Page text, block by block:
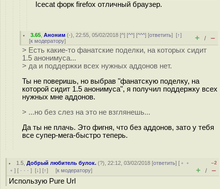
Icecat форк firefox отличный браузер.
3.65 ,Аноним (-), 22:55, 05/02/2018 [^] [^^] [^^^] [ответить][↑]
[к модератору] + / –
> Есть какие-то фанатские поделки, на которых сидит
1.5 анонимуса...
> да и поддержки всех нужных аддонов нет.
Ты не поверишь, но выбрав "фанатскую поделку, на
которой сидит 1.5 анонимуса", я получил поддержку всех
нужных мне аддонов.
> ...но без слез на это не взглянешь...
Да ты не плачь. Это фигня, что без аддонов, зато у тебя
все супер-мега-быстро теперь.
1.5 ,Добрый любитель булок. (?), 22:12, 03/02/2018 [ответить] [ ﹢﹢
﹢ ] [ · · · ] [↓] [↑] [к модератору]
–2
+ / –
Использую Pure Url